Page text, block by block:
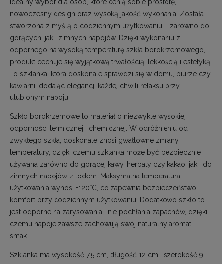
idealny wybór dla osób, które cenią sobie prostotę,
nowoczesny design oraz wysoką jakość wykonania. Została
stworzona z myślą o codziennym użytkowaniu – zarówno do
gorących, jak i zimnych napojów. Dzięki wykonaniu z
odpornego na wysoką temperaturę szkła borokrzemowego,
produkt cechuje się wyjątkową trwałością, lekkością i estetyką.
To szklanka, która doskonale sprawdzi się w domu, biurze czy
kawiarni, dodając elegancji każdej chwili relaksu przy
ulubionym napoju.
Szkło borokrzemowe to materiał o niezwykle wysokiej
odporności termicznej i chemicznej. W odróżnieniu od
zwykłego szkła, doskonale znosi gwałtowne zmiany
temperatury, dzięki czemu szklanka może być bezpiecznie
używana zarówno do gorącej kawy, herbaty czy kakao, jak i do
zimnych napojów z lodem. Maksymalna temperatura
użytkowania wynosi +120°C, co zapewnia bezpieczeństwo i
komfort przy codziennym użytkowaniu. Dodatkowo szkło to
jest odporne na zarysowania i nie pochłania zapachów, dzięki
czemu napoje zawsze zachowują swój naturalny aromat i
smak.
Szklanka ma wysokość 7,5 cm, długość 12 cm i szerokość 9